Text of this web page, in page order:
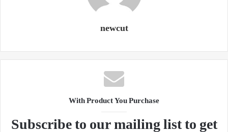
newcut
With Product You Purchase
Subscribe to our mailing list to get